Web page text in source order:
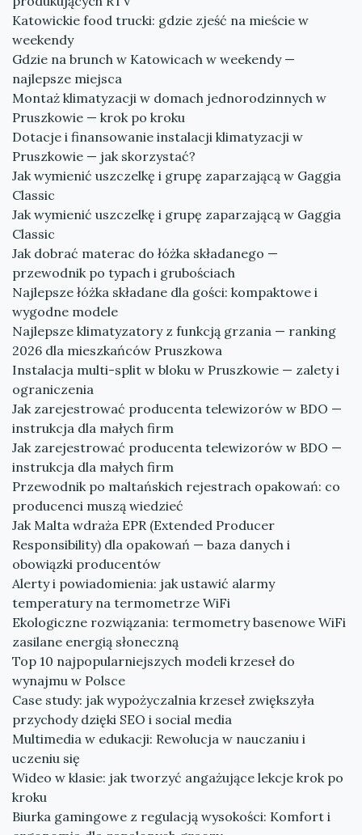
Katowickie food trucki: gdzie zjeść na mieście w
weekendy
Gdzie na brunch w Katowicach w weekendy —
najlepsze miejsca
Montaż klimatyzacji w domach jednorodzinnych w
Pruszkowie — krok po kroku
Dotacje i finansowanie instalacji klimatyzacji w
Pruszkowie — jak skorzystać?
Jak wymienić uszczelkę i grupę zaparzającą w Gaggia
Classic
Jak wymienić uszczelkę i grupę zaparzającą w Gaggia
Classic
Jak dobrać materac do łóżka składanego —
przewodnik po typach i grubościach
Najlepsze łóżka składane dla gości: kompaktowe i
wygodne modele
Najlepsze klimatyzatory z funkcją grzania — ranking
2026 dla mieszkańców Pruszkowa
Instalacja multi-split w bloku w Pruszkowie — zalety i
ograniczenia
Jak zarejestrować producenta telewizorów w BDO —
instrukcja dla małych firm
Jak zarejestrować producenta telewizorów w BDO —
instrukcja dla małych firm
Przewodnik po maltańskich rejestrach opakowań: co
producenci muszą wiedzieć
Jak Malta wdraża EPR (Extended Producer
Responsibility) dla opakowań — baza danych i
obowiązki producentów
Alerty i powiadomienia: jak ustawić alarmy
temperatury na termometrze WiFi
Ekologiczne rozwiązania: termometry basenowe WiFi
zasilane energią słoneczną
Top 10 najpopularniejszych modeli krzeseł do
wynajmu w Polsce
Case study: jak wypożyczalnia krzeseł zwiększyła
przychody dzięki SEO i social media
Multimedia w edukacji: Rewolucja w nauczaniu i
uczeniu się
Wideo w klasie: jak tworzyć angażujące lekcje krok po
kroku
Biurka gamingowe z regulacją wysokości: Komfort i